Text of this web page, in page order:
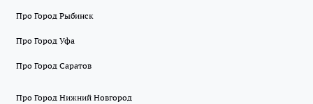
Про Город Рыбинск
Про Город Уфа
Про Город Саратов
Про Город Нижний Новгород